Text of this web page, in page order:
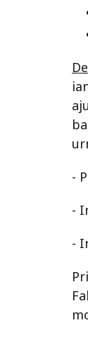
-
-
-